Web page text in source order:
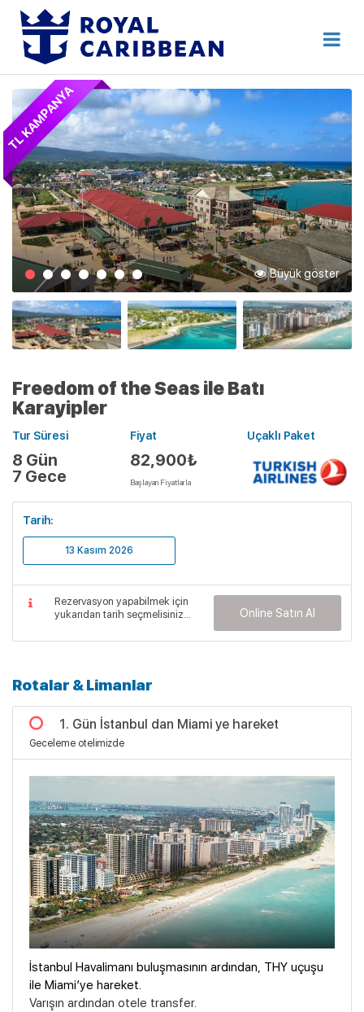
Anasayfa
Hakkımızda
İletişim
Kurumsal Geziler
Blog
Online Check In
Giriş Yap
Destek Hattı 444 80 92
Erken Rezervasyon
TL KAMPANYA
Büyük göster
Freedom of the Seas ile Batı
Karayipler
Tur Süresi
8 Gün
7 Gece
Fiyat
82,900₺
Başlayan Fiyatlarla
Uçaklı Paket
Tarih:
13 Kasım 2026
Rezervasyon yapabilmek için
yukarıdan tarih seçmelisiniz...
Online Satın Al
Rotalar & Limanlar
1. Gün İstanbul dan Miami ye hareket
Geceleme otelimizde
İstanbul Havalimanı buluşmasının ardından, THY uçuşu
ile Miami’ye hareket.
Varışın ardından otele transfer.